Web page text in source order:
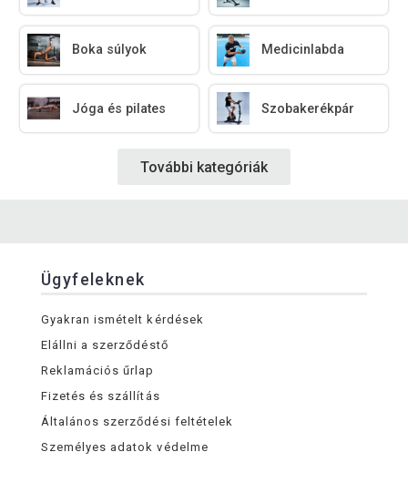
Boka súlyok Medicinlabda
Jóga és pilates Szobakerékpár
További kategóriák
Ügyfeleknek
Gyakran ismételt kérdések
Elállni a szerződéstő
Reklamációs űrlap
Fizetés és szállítás
Általános szerződési feltételek
Személyes adatok védelme